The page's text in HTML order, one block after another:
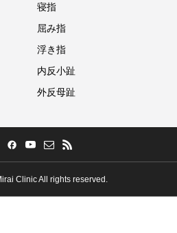
寝指
屈み指
浮き指
内反小趾
外反母趾
Clinic All rights reserved.